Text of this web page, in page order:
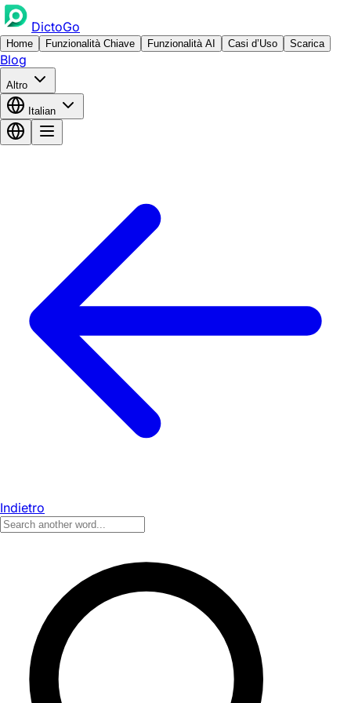
DictoGo
Home Funzionalità Chiave Funzionalità AI Casi d’Uso Scarica
Blog
Altro
Italian
Indietro